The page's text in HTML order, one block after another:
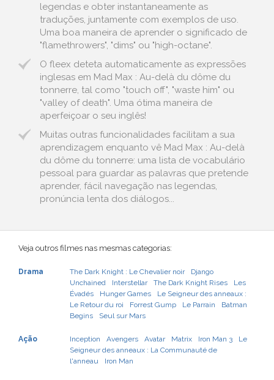
legendas e obter instantaneamente as
traduções, juntamente com exemplos de uso.
Uma boa maneira de aprender o significado de
"flamethrowers", "dims" ou "high-octane".
O fleex deteta automaticamente as expressões
inglesas em Mad Max : Au-delà du dôme du
tonnerre, tal como "touch off", "waste him" ou
"valley of death". Uma ótima maneira de
aperfeiçoar o seu inglês!
Muitas outras funcionalidades facilitam a sua
aprendizagem enquanto vê Mad Max : Au-delà
du dôme du tonnerre: uma lista de vocabulário
pessoal para guardar as palavras que pretende
aprender, fácil navegação nas legendas,
pronúncia lenta dos diálogos...
Veja outros filmes nas mesmas categorias:
Drama The Dark Knight : Le Chevalier noir
Django
Unchained
Interstellar The Dark Knight Rises
Les
Évadés
Hunger Games
Le Seigneur des anneaux :
Le Retour du roi
Forrest Gump Le Parrain
Batman
Begins
Seul sur Mars
Ação Inception Avengers Avatar Matrix Iron Man 3
Le
Seigneur des anneaux : La Communauté de
l'anneau
Iron Man